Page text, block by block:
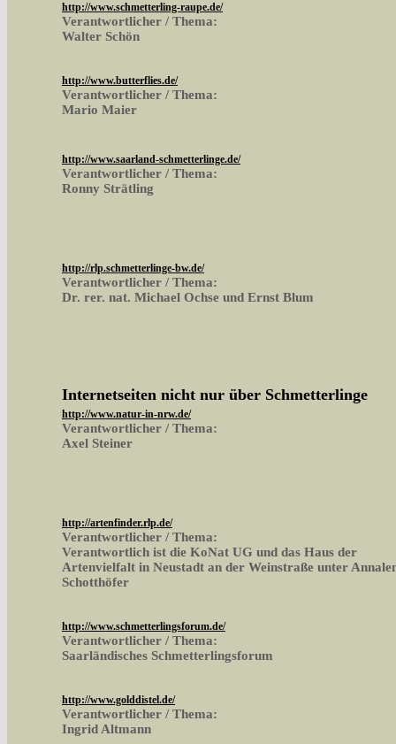
http://www.schmetterling-raupe.de/
Verantwortlicher / Thema:
Walter Schön
http://www.butterflies.de/
Verantwortlicher / Thema:
Mario Maier
http://www.saarland-schmetterlinge.de/
Verantwortlicher / Thema:
Ronny Strätling
http://rlp.schmetterlinge-bw.de/
Verantwortlicher / Thema:
Dr. rer. nat. Michael Ochse und Ernst Blum
Internetseiten nicht nur über Schmetterlinge
http://www.natur-in-nrw.de/
Verantwortlicher / Thema:
Axel Steiner
http://artenfinder.rlp.de/
Verantwortlicher / Thema:
Verantwortlich ist die KoNat UG und das Haus der
Artenvielfalt in Neustadt an der Weinstraße unter
Schotthöfer
http://www.schmetterlingsforum.de/
Verantwortlicher / Thema:
Saarländisches Schmetterlingsforum
http://www.golddistel.de/
Verantwortlicher / Thema:
Ingrid Altmann